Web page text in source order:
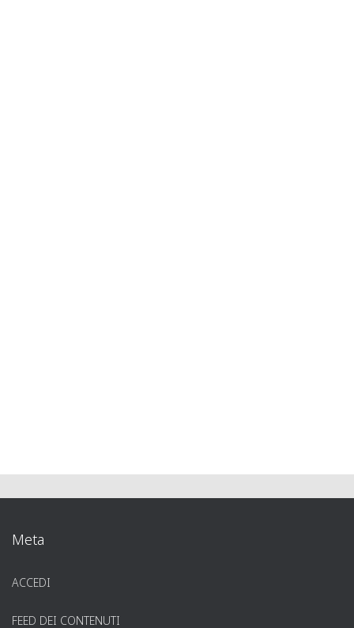
Meta
ACCEDI
FEED DEI CONTENUTI